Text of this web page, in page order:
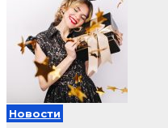
Новости